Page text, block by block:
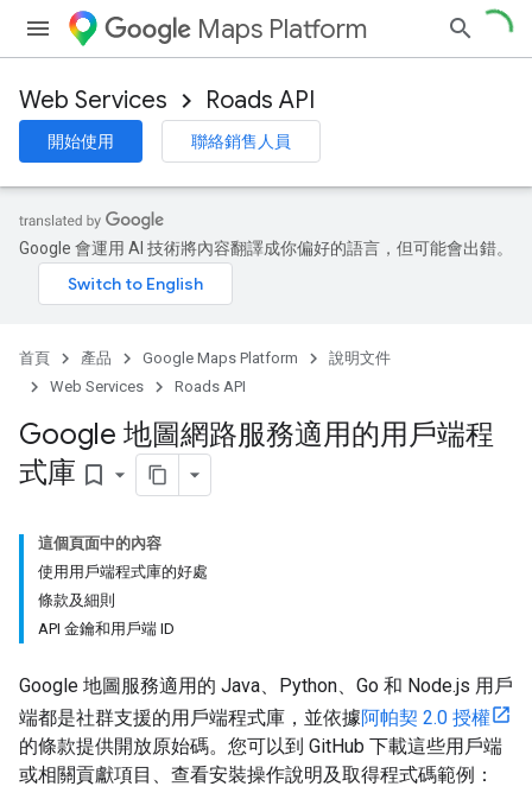
Maps Platform
Web Services Roads API
開始使用 聯絡銷售人員
Google 會運用 AI 技術將內容翻譯成你偏好的語言，但可能會出錯。
首頁 產品 Google Maps Platform
說明文件
Web Services
Roads API
Google 地圖網路服務適用的用戶端程
式庫 bookmark_border
這個頁面中的內容
使用用戶端程式庫的好處
條款及細則
API 金鑰和用戶端 ID
Google 地圖服務適用的 Java、Python、Go 和 Node.js 用戶
端都是社群支援的用戶端程式庫，並依據阿帕契 2.0 授權
的條款提供開放原始碼。您可以到 GitHub 下載這些用戶端
或相關貢獻項目、查看安裝操作說明及取得程式碼範例：